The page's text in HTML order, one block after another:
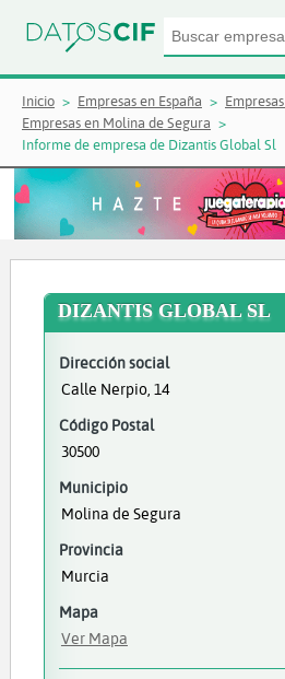
Inicio Empresas en España
Empresas en Molina de Segura
Informe de empresa de Dizantis Global Sl
DIZANTIS GLOBAL SL
Dirección social
Calle Nerpio, 14
Código Postal
30500
Municipio
Molina de Segura
Provincia
Murcia
Mapa
Ver Mapa